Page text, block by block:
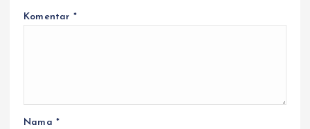
Komentar*
Nama *